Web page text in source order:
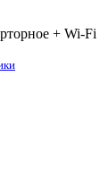
+ Wi-Fi